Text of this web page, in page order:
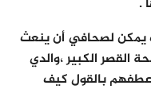
.
لصحافي أن ينعث
القصر الكبير ،والدي
عطفهم بالقول كيف